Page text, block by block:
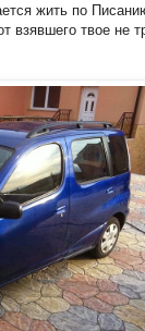
жить по
взявшего твое не